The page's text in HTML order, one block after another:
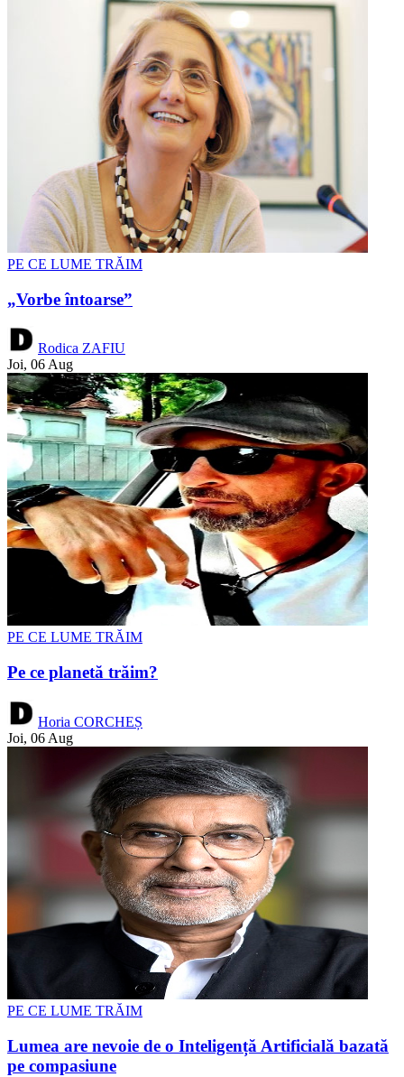
PE CE LUME TRĂIM
„Vorbe întoarse”
Rodica ZAFIU
Joi, 06 Aug
PE CE LUME TRĂIM
Pe ce planetă trăim?
Horia CORCHEȘ
Joi, 06 Aug
PE CE LUME TRĂIM
Lumea are nevoie de o Inteligență Artificială bazată
pe compasiune